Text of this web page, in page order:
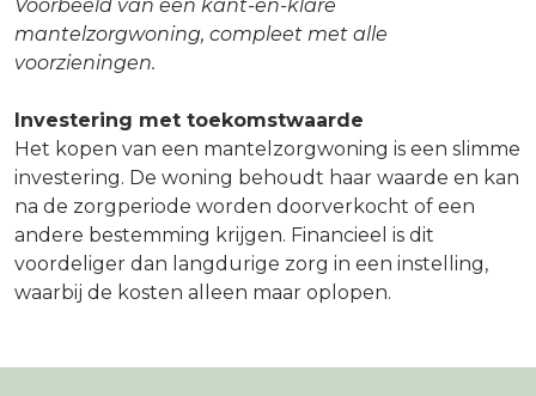
Voorbeeld van een kant-en-klare
mantelzorgwoning, compleet met alle
voorzieningen.
Investering met toekomstwaarde
Het kopen van een mantelzorgwoning is een slimme
investering. De woning behoudt haar waarde en kan
na de zorgperiode worden doorverkocht of een
andere bestemming krijgen. Financieel is dit
voordeliger dan langdurige zorg in een instelling,
waarbij de kosten alleen maar oplopen.